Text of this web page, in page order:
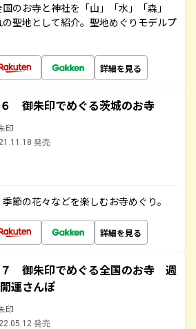
のお寺と神社を「山」「水」「森」
の聖地として紹介。聖地めぐりモデルプ
詳細を見る
御朱印でめぐる茨城のお寺
印
発売
節の花々などを楽しむお寺めぐり。
詳細を見る
７ 御朱印でめぐる全国のお寺 週
運さんぽ
印
発売